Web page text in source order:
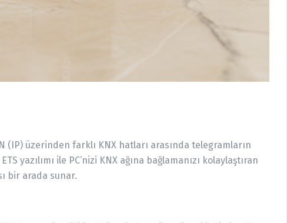
(IP) üzerinden farklı KNX hatları arasında telegramların
yazılımı ile PC’nizi KNX ağına bağlamanızı kolaylaştıran
bir arada sunar.